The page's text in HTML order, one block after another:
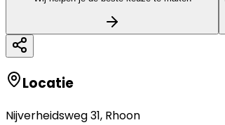
Locatie
Nijverheidsweg 31, Rhoon